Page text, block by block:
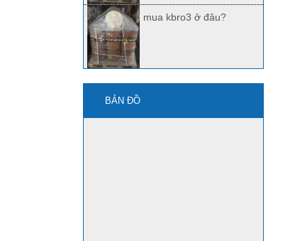
mua kbro3 ở đâu?
Quảng Nam bán Kbr,
BẢN ĐỒ